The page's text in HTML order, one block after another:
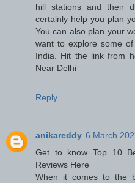
hill stations and their
certainly help you plan
You can also plan your
want to explore some
India. Hit the link from
Near Delhi
Reply
anikareddy 6 March
Get to know Top 10
Reviews Here
When it comes to the